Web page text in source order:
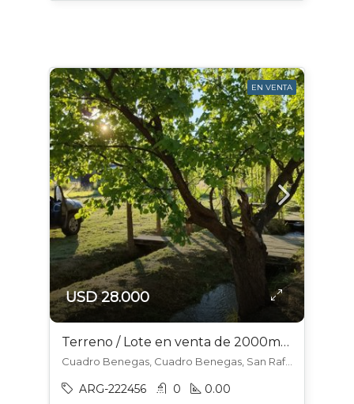
EN VENTA
USD 28.000
Terreno / Lote en venta de 2000m2 ubicado en Cuadro Benegas
Cuadro Benegas, Cuadro Benegas, San Rafael
ARG-222456 0 0.00